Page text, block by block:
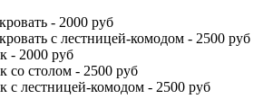
- 2000 руб
с лестницей-комодом - 2500 руб
- 2000 руб
со столом - 2500 руб
с лестницей-комодом - 2500 руб